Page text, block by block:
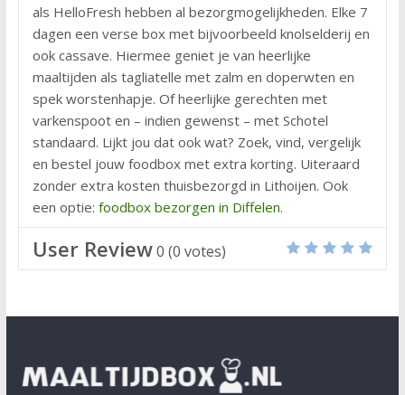
als HelloFresh hebben al bezorgmogelijkheden. Elke 7
dagen een verse box met bijvoorbeeld knolselderij en
ook cassave. Hiermee geniet je van heerlijke
maaltijden als tagliatelle met zalm en doperwten en
spek worstenhapje. Of heerlijke gerechten met
varkenspoot en – indien gewenst – met Schotel
standaard. Lijkt jou dat ook wat? Zoek, vind, vergelijk
en bestel jouw foodbox met extra korting. Uiteraard
zonder extra kosten thuisbezorgd in Lithoijen. Ook
een optie: foodbox bezorgen in Diffelen.
User Review0 (0 votes)